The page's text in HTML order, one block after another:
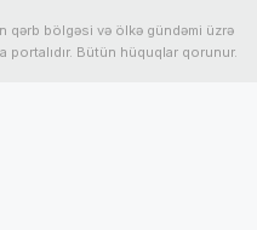
qərb bölgəsi və ölkə gündəmi üzrə
Bütün hüquqlar qorunur.